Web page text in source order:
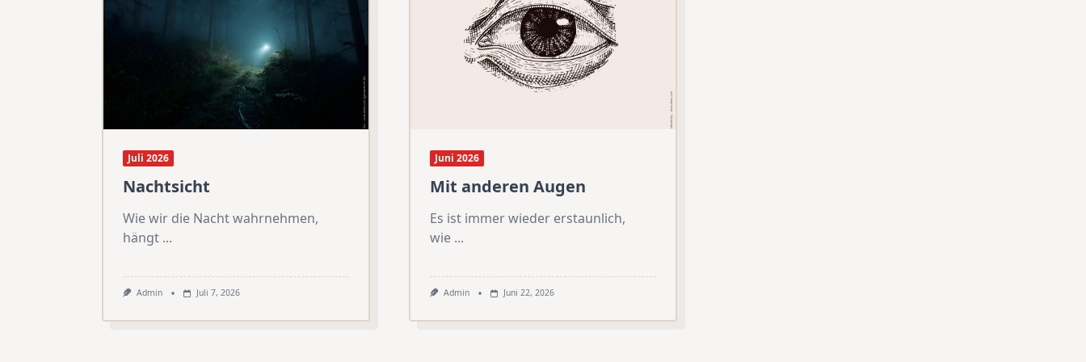
Juli 2026
Nachtsicht
Wie wir die Nacht wahrnehmen,
hängt ...
Admin Juli 7, 2026
Juni 2026
Mit anderen Augen
Es ist immer wieder erstaunlich,
wie ...
Admin Juni 22, 2026